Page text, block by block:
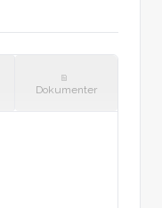
Dokumenter